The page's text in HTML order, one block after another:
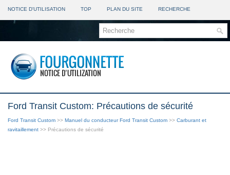
NOTICE D'UTILISATION TOP PLAN DU SITE RECHERCHE
Ford Transit Custom: Précautions de sécurité
Ford Transit Custom >> Manuel du conducteur Ford Transit Custom >> Carburant et
ravitaillement >> Précautions de sécurité